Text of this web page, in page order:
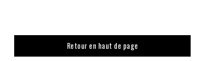
Retour en haut de page